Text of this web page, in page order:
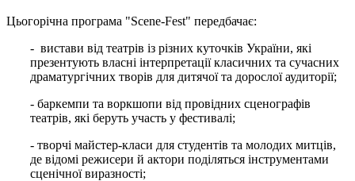
Цьогорічна програма "Scenе-Fest" передбачає:
- вистави від театрів із різних куточків України, які
презентують власні інтерпретації класичних та сучасних
драматургічних творів для дитячої та дорослої аудиторії;
- баркемпи та воркшопи від провідних сценографів
театрів, які беруть участь у фестивалі;
- творчі майстер-класи для студентів та молодих митців,
де відомі режисери й актори поділяться інструментами
сценічної виразності;